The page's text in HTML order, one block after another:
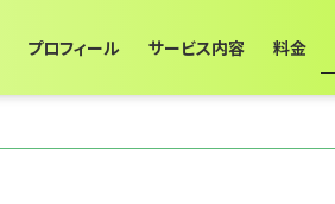
プロフィール サービス内容 料金